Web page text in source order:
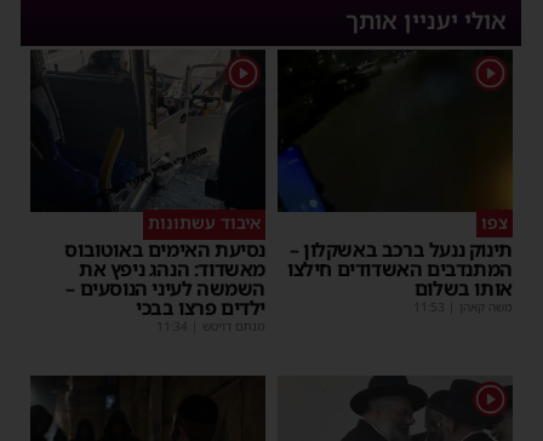
אולי יעניין אותך
1
צפו
תינוק ננעל ברכב באשקלון –
המתנדבים האשדודים חילצו
אותו בשלום
משה קאהן 11:53
1
איבוד עשתונות
נסיעת האימים באוטובוס
מאשדוד: הנהג ניפץ את
השמשה לעיני הנוסעים –
ילדים פרצו בבכי
מנחם דויטש 11:34
1